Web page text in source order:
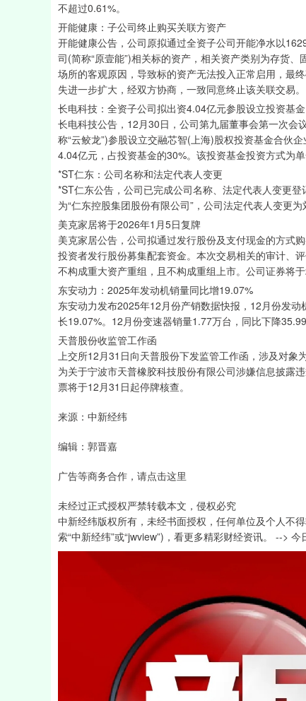
不超过0.61%。
开能健康：子公司终止购买关联方资产
开能健康公告，公司原拟通过全资子公司开能净水以
司(简称“原壹能”)相关标的资产，相关资产类别为存货
场所的客观原因，导致标的资产无法投入正常启用，最
失进一步扩大，经双方协商，一致同意终止该关联交易。
长电科技：全资子公司拟出资4.04亿元参股设立投资基金
长电科技公告，12月30日，公司第九届董事会第一次
称“云鲛龙”)参股设立交融芯智(上海)股权投资基金合伙
4.04亿元，占投资基金的30%。该投资基金投资方式为
*ST仁东：公司名称和法定代表人变更
*ST仁东公告，公司已完成公司名称、法定代表人变更
为“仁东控股集团股份有限公司”，公司法定代表人变更
美克家居将于2026年1月5日复牌
美克家居公告，公司拟通过发行股份及支付现金的方式
投资者发行股份募集配套资金。本次交易相关的审计、
不构成重大资产重组，且不构成重组上市。公司证券将
东安动力：2025年发动机销量同比增19.07%
东安动力发布2025年12月份产销数据快报，12月份发
长19.07%。12月份变速器销量1.77万台，同比下降
天普股份收监管工作函
上交所12月31日向天普股份下发监管工作函，涉及对象
为关于宁波市天普橡胶科技股份有限公司涉嫌信息披露
票将于12月31日起停牌核查。
来源：中新经纬
编辑：郭晋嘉
广告等商务合作，请点击这里
未经过正式授权严禁转载本文，侵权必究
中新经纬版权所有，未经书面授权，任何单位及个人不
索“中新经纬”或“jwview”)，看更多精彩财经资讯。 --> 今